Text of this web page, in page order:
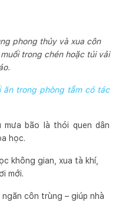
phong thủy và xua côn
trong chén hoặc túi vải
ăn trong phòng tắm có tác
mưa bão là thói quen dân
học.
không gian, xua tà khí,
mới.
ngăn côn trùng – giúp nhà